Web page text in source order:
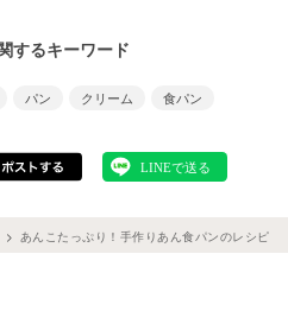
するキーワード
パン クリーム 食パン
あんこたっぷり！手作りあん食パンのレシピと